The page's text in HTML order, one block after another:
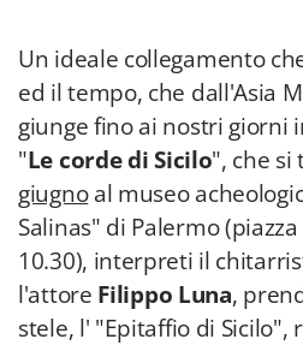
Un ideale collegamento
ed il tempo, che dall'Asia
giunge fino ai nostri giorni
"Le corde di Sicilo", che si
giugnoal museo
Salinas" di Palermo
10.30), interpreti il
l'attore Filippo Luna,
stele, l' "Epitaffio di